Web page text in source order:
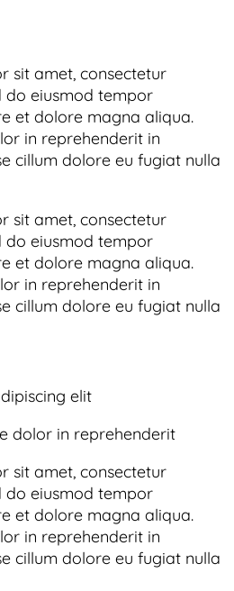
sit amet, consectetur
do eiusmod tempor
et dolore magna aliqua.
in reprehenderit in
cillum dolore eu fugiat nulla
sit amet, consectetur
do eiusmod tempor
et dolore magna aliqua.
in reprehenderit in
cillum dolore eu fugiat nulla
elit
dolor in reprehenderit
sit amet, consectetur
do eiusmod tempor
et dolore magna aliqua.
in reprehenderit in
cillum dolore eu fugiat nulla